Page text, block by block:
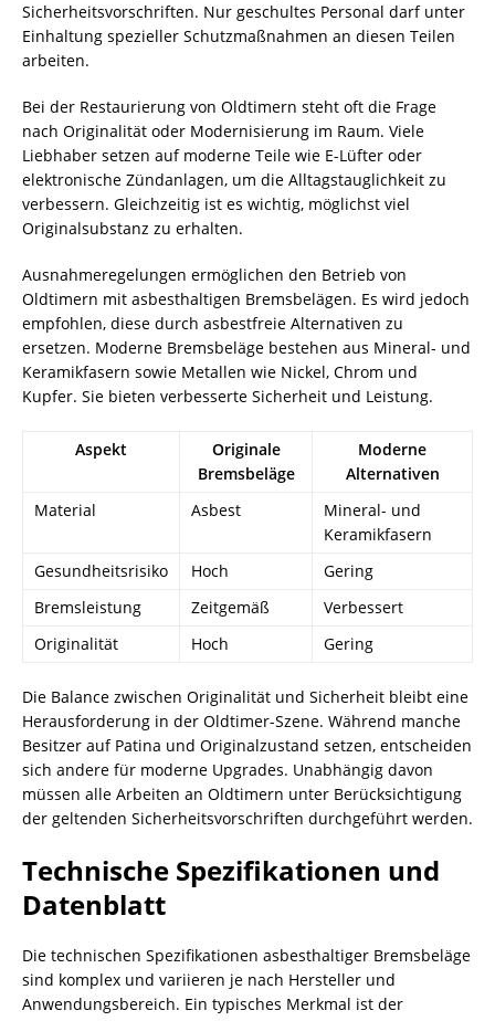
Sicherheitsvorschriften. Nur geschultes Personal darf unter
Einhaltung spezieller Schutzmaßnahmen an diesen Teilen
arbeiten.
Bei der Restaurierung von Oldtimern steht oft die Frage
nach Originalität oder Modernisierung im Raum. Viele
Liebhaber setzen auf moderne Teile wie E-Lüfter oder
elektronische Zündanlagen, um die Alltagstauglichkeit zu
verbessern. Gleichzeitig ist es wichtig, möglichst viel
Originalsubstanz zu erhalten.
Ausnahmeregelungen ermöglichen den Betrieb von
Oldtimern mit asbesthaltigen Bremsbelägen. Es wird jedoch
empfohlen, diese durch asbestfreie Alternativen zu
ersetzen. Moderne Bremsbeläge bestehen aus Mineral- und
Keramikfasern sowie Metallen wie Nickel, Chrom und
Kupfer. Sie bieten verbesserte Sicherheit und Leistung.
Aspekt
Originale
Bremsbeläge
Moderne
Alternativen
Material
Asbest
Mineral- und
Keramikfasern
Gesundheitsrisiko
Hoch
Gering
Bremsleistung
Zeitgemäß
Verbessert
Originalität
Hoch Gering
Die Balance zwischen Originalität und Sicherheit bleibt eine
Herausforderung in der Oldtimer-Szene. Während manche
Besitzer auf Patina und Originalzustand setzen, entscheiden
sich andere für moderne Upgrades. Unabhängig davon
müssen alle Arbeiten an Oldtimern unter Berücksichtigung
der geltenden Sicherheitsvorschriften durchgeführt werden.
Technische Spezifikationen und
Datenblatt
Die technischen Spezifikationen asbesthaltiger Bremsbeläge
sind komplex und variieren je nach Hersteller und
Anwendungsbereich. Ein typisches Merkmal ist der